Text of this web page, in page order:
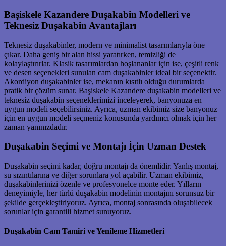
Başiskele Kazandere Duşakabin Modelleri ve
Teknesiz Duşakabin Avantajları
Teknesiz duşakabinler, modern ve minimalist tasarımlarıyla öne
çıkar. Daha geniş bir alan hissi yaratırken, temizliği de
kolaylaştırırlar. Klasik tasarımlardan hoşlananlar için ise, çeşitli renk
ve desen seçenekleri sunulan cam duşakabinler ideal bir seçenektir.
Akordiyon duşakabinler ise, mekanın kısıtlı olduğu durumlarda
pratik bir çözüm sunar. Başiskele Kazandere duşakabin modelleri ve
teknesiz duşakabin seçeneklerimizi inceleyerek, banyonuza en
uygun modeli seçebilirsiniz. Ayrıca, uzman ekibimiz size banyonuz
için en uygun modeli seçmeniz konusunda yardımcı olmak için her
zaman yanınızdadır.
Duşakabin Seçimi ve Montajı İçin Uzman Destek
Duşakabin seçimi kadar, doğru montajı da önemlidir. Yanlış montaj,
su sızıntılarına ve diğer sorunlara yol açabilir. Uzman ekibimiz,
duşakabinlerinizi özenle ve profesyonelce monte eder. Yılların
deneyimiyle, her türlü duşakabin modelinin montajını sorunsuz bir
şekilde gerçekleştiriyoruz. Ayrıca, montaj sonrasında oluşabilecek
sorunlar için garantili hizmet sunuyoruz.
Duşakabin Cam Tamiri ve Yenileme Hizmetleri